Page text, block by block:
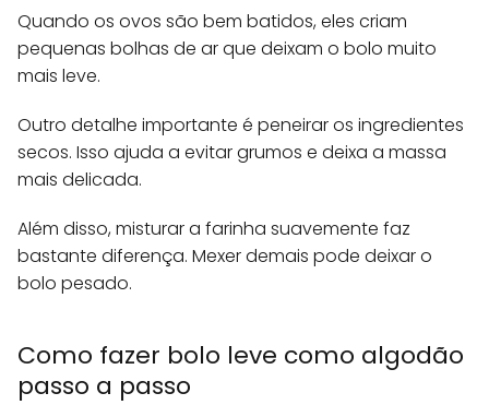
Quando os ovos são bem batidos, eles criam
pequenas bolhas de ar que deixam o bolo muito
mais leve.
Outro detalhe importante é peneirar os ingredientes
secos. Isso ajuda a evitar grumos e deixa a massa
mais delicada.
Além disso, misturar a farinha suavemente faz
bastante diferença. Mexer demais pode deixar o
bolo pesado.
Como fazer bolo leve como algodão
passo a passo